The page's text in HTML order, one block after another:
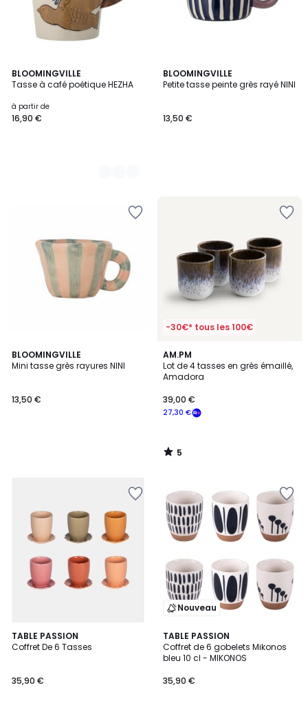
BLOOMINGVILLE
Tasse à café poétique HEZHA
à partir de
16,90 €
3
Couleurs
BLOOMINGVILLE
Petite tasse peinte grès rayé NINI
13,50 €
BLOOMINGVILLE
Mini tasse grès rayures NINI
13,50 €
-30€* tous les 100€
AM.PM
Lot de 4 tasses en grès émaillé,
Amadora
27,30 €
39,00 €
5
/
5
5
/
TABLE PASSION
Coffret De 6 Tasses
35,90 €
Nouveau
TABLE PASSION
Coffret de 6 gobelets Mikonos
bleu 10 cl - MIKONOS
35,90 €
2
Couleurs